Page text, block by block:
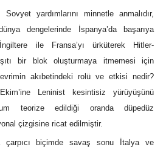
yardımlarını minnetle anmalıdır,
dengelerinde İspanya’da başarıya
ile Fransa’yı ürküterek Hitler-
bir blok oluşturmaya itmemesi için
akıbetindeki rolü ve etkisi nedir?
Leninist kesintisiz yürüyüşünü
teorize edildiği oranda düpedüz
çizgisine ricat edilmiştir.
biçimde savaş sonu İtalya ve